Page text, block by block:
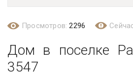
Просмотров:2296
Дом в поселке
3547